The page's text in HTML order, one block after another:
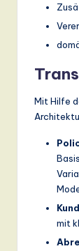
Mit Hilfe
mit